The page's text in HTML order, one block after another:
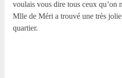
voulais vous dire tous ceux qu’on
Mlle de Méri a trouvé une très
quartier.